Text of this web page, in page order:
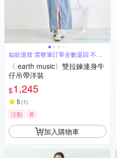
如欲退貨 需整筆訂單全數退回 不能
單退
〈 earth music〉雙拉鍊連身牛
仔吊帶洋裝
$1,245
5 (1)
活動 券
加入購物車